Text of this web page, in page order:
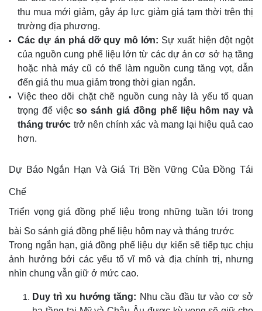
thu mua mới giảm, gây áp lực giảm giá tạm thời trên thị
trường địa phương.
Các dự án phá dỡ quy mô lớn: Sự xuất hiện đột ngột
của nguồn cung phế liệu lớn từ các dự án cơ sở hạ tầng
hoặc nhà máy cũ có thể làm nguồn cung tăng vọt, dẫn
đến giá thu mua giảm trong thời gian ngắn.
Việc theo dõi chặt chẽ nguồn cung này là yếu tố quan
trọng để việcso sánh giá đồng phế liệu hôm nay và
tháng trước trở nên chính xác và mang lại hiệu quả cao
hơn.
Dự Báo Ngắn Hạn Và Giá Trị Bền Vững Của Đồng Tái
Chế
Triển vọng giá đồng phế liệu trong những tuần tới trong
bài So sánh giá đồng phế liệu hôm nay và tháng trước
Trong ngắn hạn, giá đồng phế liệu dự kiến sẽ tiếp tục chịu
ảnh hưởng bởi các yếu tố vĩ mô và địa chính trị, nhưng
nhìn chung vẫn giữ ở mức cao.
Duy trì xu hướng tăng: Nhu cầu đầu tư vào cơ sở